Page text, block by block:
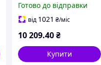
Готово до відправки
від 1021 ₴/міс
10 209.40₴
Купити